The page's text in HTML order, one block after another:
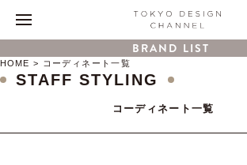
BRAND LIST
HOME コーディネート一覧
STAFF STYLING
コーディネート一覧